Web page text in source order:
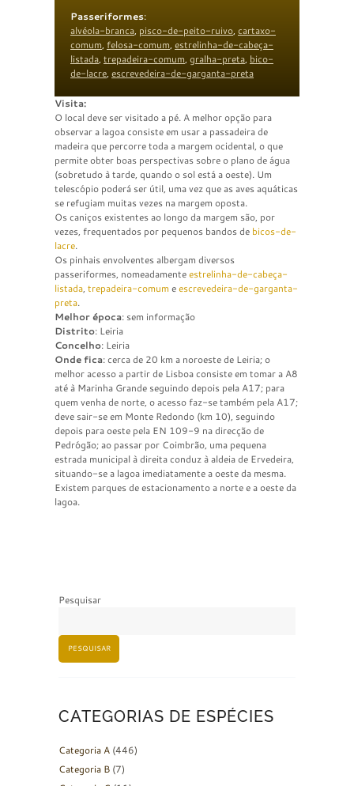
Passeriformes:
alvéola-branca, pisco-de-peito-ruivo, cartaxo-
comum, felosa-comum, estrelinha-de-cabeça-
listada, trepadeira-comum, gralha-preta, bico-
de-lacre, escrevedeira-de-garganta-preta
Visita:
O local deve ser visitado a pé. A melhor opção para
observar a lagoa consiste em usar a passadeira de
madeira que percorre toda a margem ocidental, o que
permite obter boas perspectivas sobre o plano de água
(sobretudo à tarde, quando o sol está a oeste). Um
telescópio poderá ser útil, uma vez que as aves aquáticas
se refugiam muitas vezes na margem oposta.
Os caniços existentes ao longo da margem são, por
vezes, frequentados por pequenos bandos de bicos-de-
lacre.
Os pinhais envolventes albergam diversos
passeriformes, nomeadamenteestrelinha-de-cabeça-
listada, trepadeira-comum eescrevedeira-de-garganta-
preta.
Melhor época: sem informação
Distrito: Leiria
Concelho: Leiria
Onde fica: cerca de 20 km a noroeste de Leiria; o
melhor acesso a partir de Lisboa consiste em tomar a A8
até à Marinha Grande seguindo depois pela A17; para
quem venha de norte, o acesso faz-se também pela A17;
deve sair-se em Monte Redondo (km 10), seguindo
depois para oeste pela EN 109-9 na direcção de
Pedrógão; ao passar por Coimbrão, uma pequena
estrada municipal à direita conduz à aldeia de Ervedeira,
situando-se a lagoa imediatamente a oeste da mesma.
Existem parques de estacionamento a norte e a oeste da
lagoa.
Pesquisar
PESQUISAR
CATEGORIAS DE ESPÉCIES
Categoria A (446)
Categoria B (7)